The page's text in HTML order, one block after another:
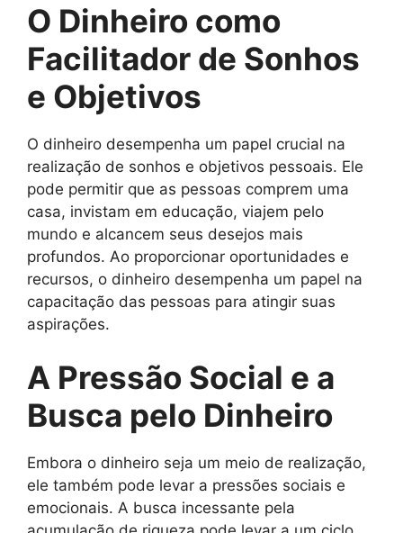
O Dinheiro como
Facilitador de Sonhos
e Objetivos
O dinheiro desempenha um papel crucial na
realização de sonhos e objetivos pessoais. Ele
pode permitir que as pessoas comprem uma
casa, invistam em educação, viajem pelo
mundo e alcancem seus desejos mais
profundos. Ao proporcionar oportunidades e
recursos, o dinheiro desempenha um papel na
capacitação das pessoas para atingir suas
aspirações.
A Pressão Social e a
Busca pelo Dinheiro
Embora o dinheiro seja um meio de realização,
ele também pode levar a pressões sociais e
emocionais. A busca incessante pela